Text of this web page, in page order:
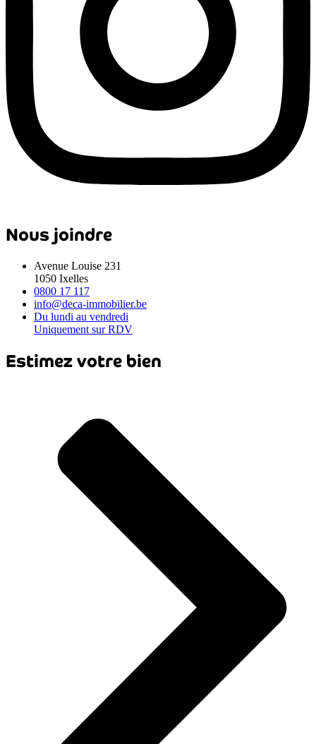
Nous joindre
Avenue Louise 231
1050 Ixelles
0800 17 117
info@deca-immobilier.be
Du lundi au vendredi
Uniquement sur RDV
Estimez votre bien